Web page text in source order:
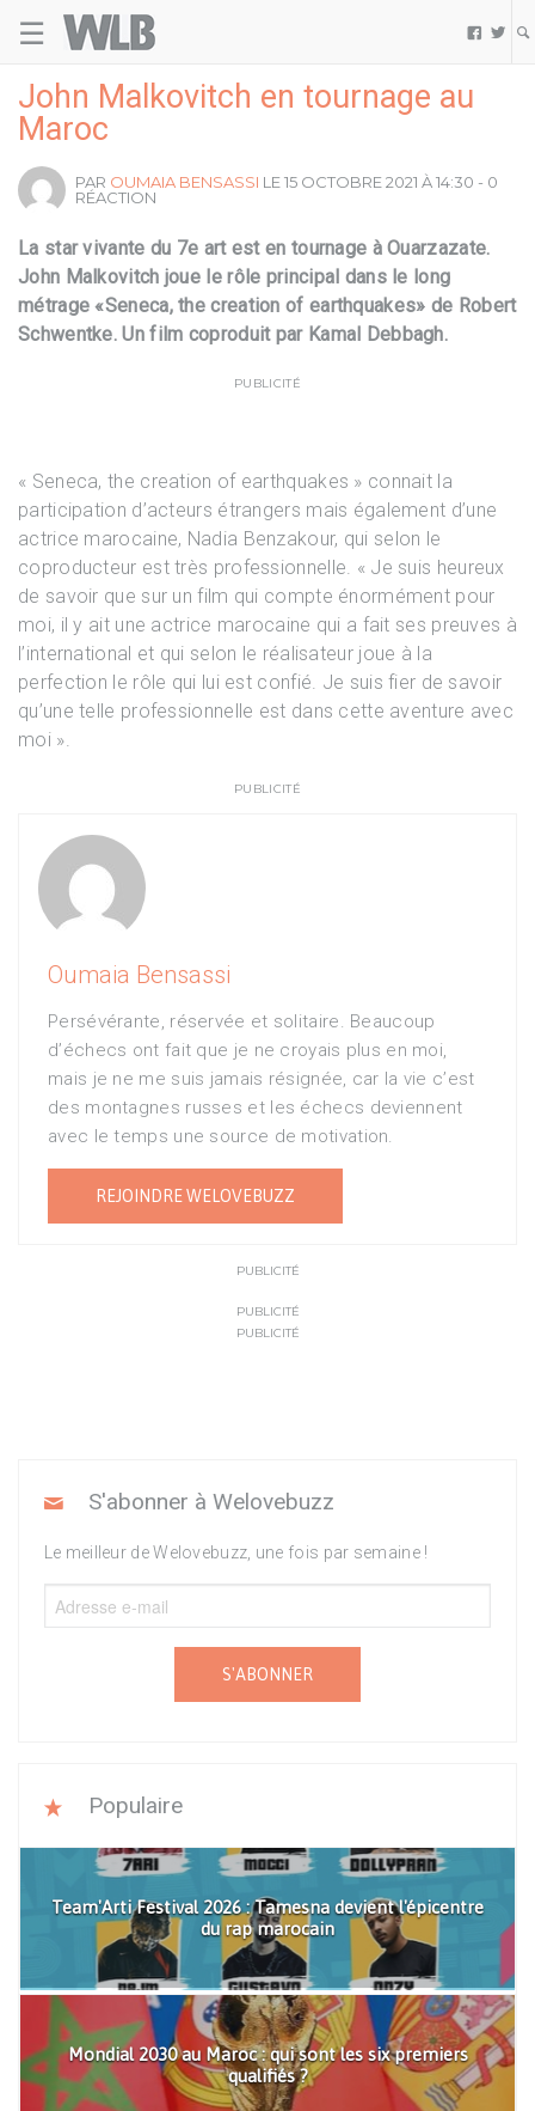
☰  
John Malkovitch en tournage au
Maroc
PAR OUMAIA BENSASSI LE 15 OCTOBRE 2021 À 14:30 - 0
RÉACTION
La star vivante du 7e art est en tournage à Ouarzazate.
John Malkovitch joue le rôle principal dans le long
métrage «Seneca, the creation of earthquakes» de Robert
Schwentke. Un film coproduit par Kamal Debbagh.
PUBLICITÉ
« Seneca, the creation of earthquakes » connait la
participation d’acteurs étrangers mais également d’une
actrice marocaine, Nadia Benzakour, qui selon le
coproducteur est très professionnelle. « Je suis heureux
de savoir que sur un film qui compte énormément pour
moi, il y ait une actrice marocaine qui a fait ses preuves à
l’international et qui selon le réalisateur joue à la
perfection le rôle qui lui est confié. Je suis fier de savoir
qu’une telle professionnelle est dans cette aventure avec
moi ».
PUBLICITÉ
Oumaia Bensassi
Persévérante, réservée et solitaire. Beaucoup
d’échecs ont fait que je ne croyais plus en moi,
mais je ne me suis jamais résignée, car la vie c’est
des montagnes russes et les échecs deviennent
avec le temps une source de motivation.
REJOINDRE WELOVEBUZZ
PUBLICITÉ
PUBLICITÉ
PUBLICITÉ
S'abonner à Welovebuzz
Le meilleur de Welovebuzz, une fois par semaine !
S'ABONNER
Populaire
Team'Arti Festival 2026 : Tamesna devient l'épicentre
du rap marocain
Mondial 2030 au Maroc : qui sont les six premiers
qualifiés ?